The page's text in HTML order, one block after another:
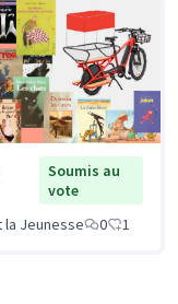
Soumis au
vote
la Jeunesse
0 1